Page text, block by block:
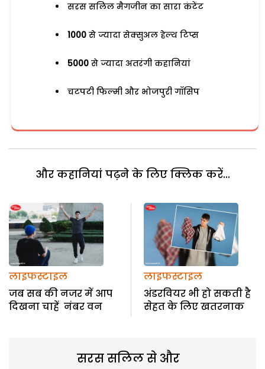
सरस सलिल मैगजीन का सारा कंटेंट
1000 से ज्यादा सेक्सुअल हेल्थ टिप्स
5000 से ज्यादा अतरंगी कहानियां
चटपटी फिल्मी और भोजपुरी गॉसिप
और कहानियां पढ़ने के लिए क्लिक करें...
लाइफस्टाइल
जब सब की नजर में आप
दिखना चाहें नंबर वन
लाइफस्टाइल
अंडरवियर भी हो सकती है
सेहत के लिए खतरनाक
सरस सलिल से और